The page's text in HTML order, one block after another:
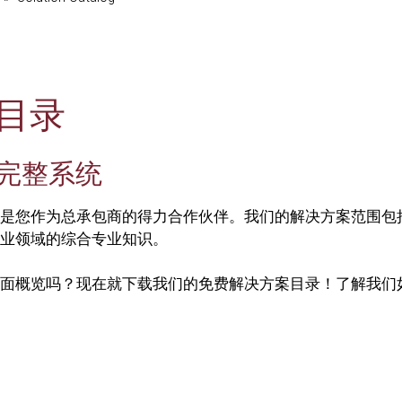
录
整系统
您作为总承包商的得力合作伙伴。我们的解决方案范围包
领域的综合专业知识。
概览吗？现在就下载我们的免费解决方案目录！了解我们